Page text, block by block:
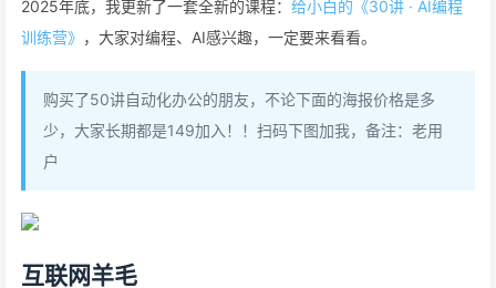
2025年底，我更新了一套全新的课程： 给小白的《30讲 · AI编程
训练营》 ，大家对编程、AI感兴趣，一定要来看看。
购买了50讲自动化办公的朋友，不论下面的海报价格是多
少，大家长期都是149加入！！扫码下图加我，备注：老用
户
互联网羊毛